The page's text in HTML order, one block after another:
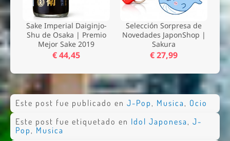
Sake Imperial Daiginjo-
Shu de Osaka | Premio
Mejor Sake 2019
€ 44,45
Selección Sorpresa de
Novedades JaponShop |
Sakura
€ 27,99
Este post fue publicado en J-Pop, Musica, Ocio
Este post fue etiquetado en Idol Japonesa, J-
Pop, Musica